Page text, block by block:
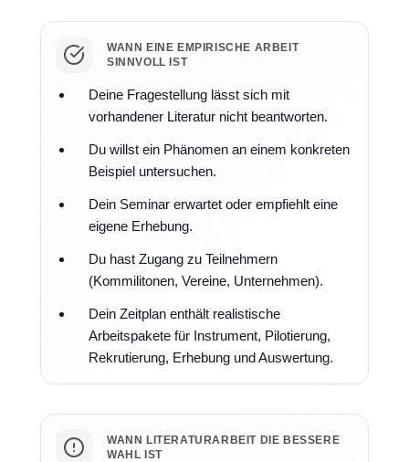
WANN EINE EMPIRISCHE ARBEIT
SINNVOLL IST
Deine Fragestellung lässt sich mit
vorhandener Literatur nicht beantworten.
Du willst ein Phänomen an einem konkreten
Beispiel untersuchen.
Dein Seminar erwartet oder empfiehlt eine
eigene Erhebung.
Du hast Zugang zu Teilnehmern
(Kommilitonen, Vereine, Unternehmen).
Dein Zeitplan enthält realistische
Arbeitspakete für Instrument, Pilotierung,
Rekrutierung, Erhebung und Auswertung.
WANN LITERATURARBEIT DIE BESSERE
WAHL IST